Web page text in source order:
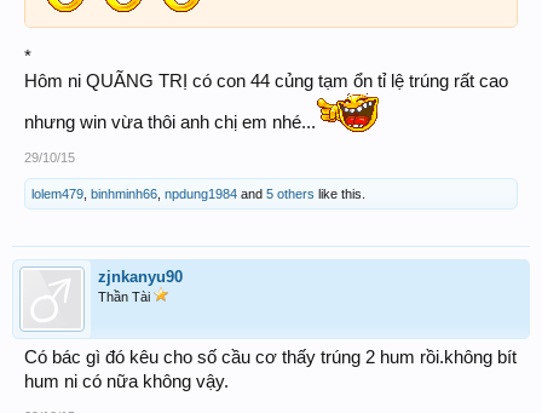
*
Hôm ni QUÃNG TRỊ có con 44 củng tạm ổn tỉ lệ trúng rất cao
nhưng win vừa thôi anh chị em nhé...
29/10/15
lolem479 binhminh66 npdung1984 and 5 others like this.
zjnkanyu90
Thần Tài
Có bác gì đó kêu cho số cầu cơ thấy trúng 2 hum rồi.không bít
hum ni có nữa không vậy.